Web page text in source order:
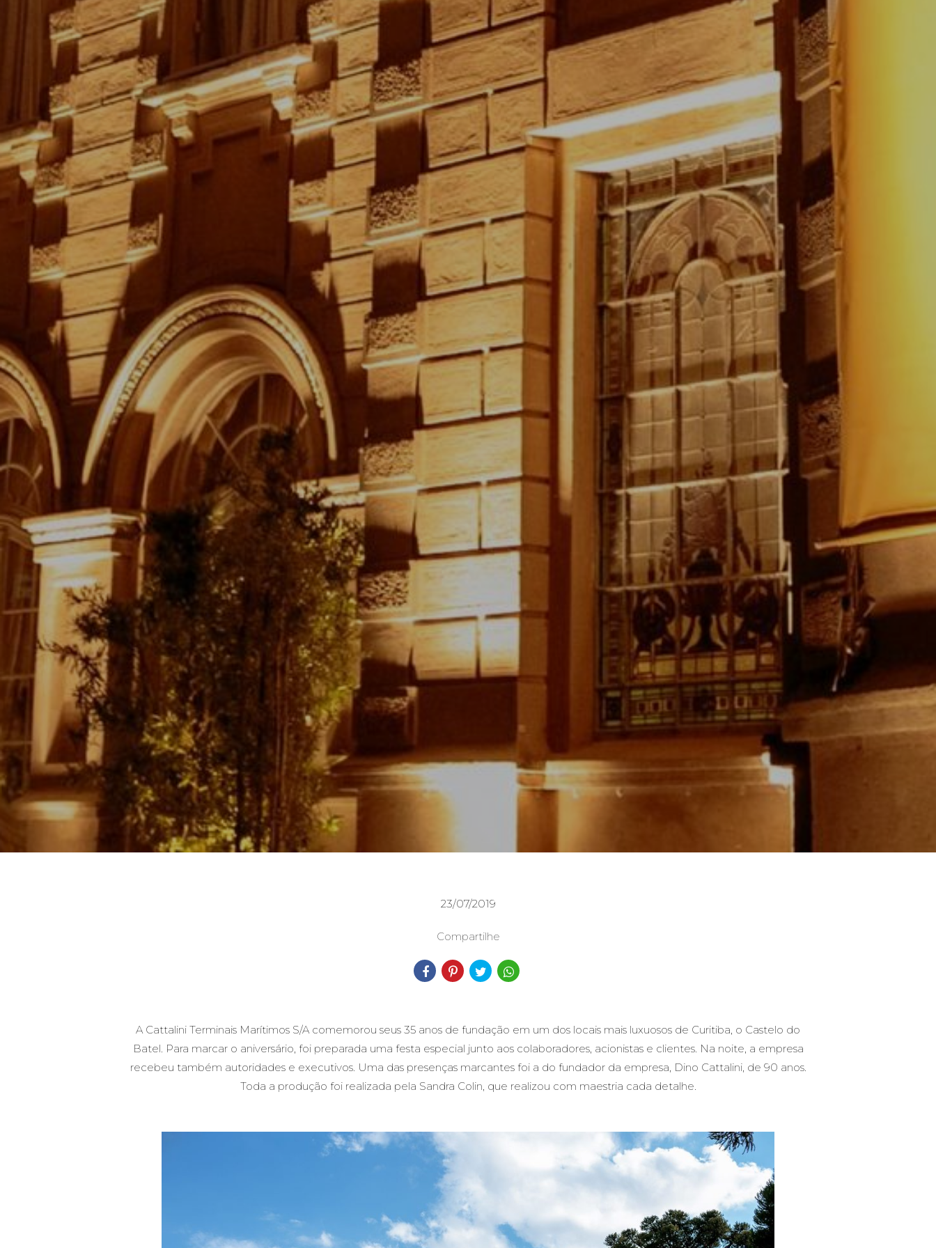
BATEL | CURITIBA/PR
23/07/2019
Compartilhe
A Cattalini Terminais Marítimos S/A comemorou seus 35 anos de fundação em um dos locais mais luxuosos de Curitiba, o Castelo do
Batel. Para marcar o aniversário, foi preparada uma festa especial junto aos colaboradores, acionistas e clientes. Na noite, a empresa
recebeu também autoridades e executivos. Uma das presenças marcantes foi a do fundador da empresa, Dino Cattalini, de 90 anos.
Toda a produção foi realizada pela Sandra Colin, que realizou com maestria cada detalhe.